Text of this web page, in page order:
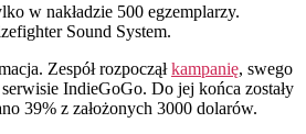
w nakładzie 500 egzemplarzy.
Sound System.
Zespół rozpocząłkampanię, swego
IndieGoGo. Do jej końca zostały
39% z założonych 3000 dolarów.